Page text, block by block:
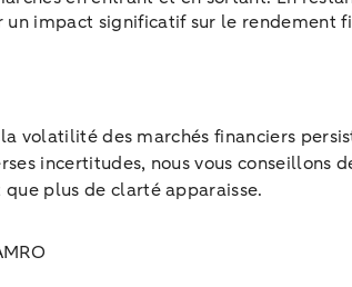
un impact significatif sur le
volatilité des marchés financiers
incertitudes, nous vous
plus de clarté apparaisse.